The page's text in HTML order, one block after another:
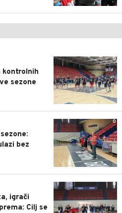
0
kontrolnih
sezone
0
bez
0
igrači
Cilj se